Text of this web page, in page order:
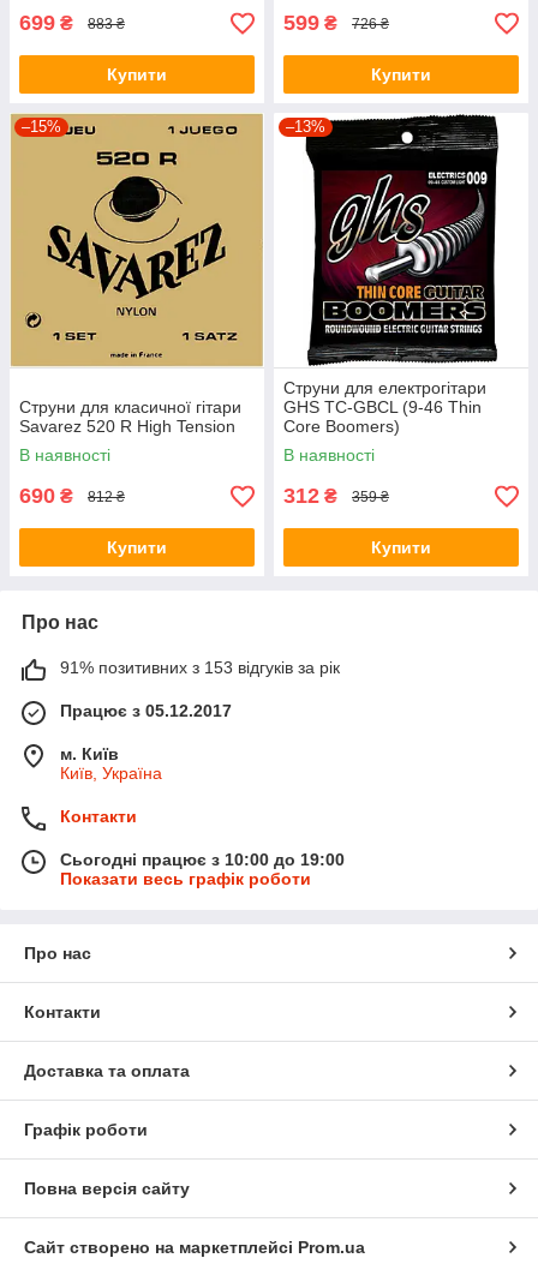
699 ₴ 883 ₴
Купити
599 ₴ 726 ₴
Купити
–15%
Струни для класичної гітари
Savarez 520 R High Tension
В наявності
690 ₴ 812 ₴
Купити
–13%
Струни для електрогітари
GHS TC-GBCL (9-46 Thin
Core Boomers)
В наявності
312 ₴ 359 ₴
Купити
Про нас
91% позитивних з 153 відгуків за рік
Працює з 05.12.2017
м. Київ
Київ, Україна
Контакти
Сьогодні працює з 10:00 до 19:00
Показати весь графік роботи
Про нас
Контакти
Доставка та оплата
Графік роботи
Повна версія сайту
Сайт створено на маркетплейсі Prom.ua